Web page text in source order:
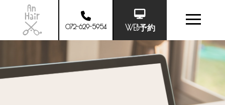
072-629-5954 WEB予約